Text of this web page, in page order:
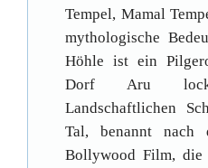
Tempel, Mamal
mythologische
Höhle ist ein
Dorf Aru
Landschaftlichen
Tal, benannt nach
Bollywood Film, die